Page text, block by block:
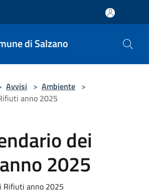
di Salzano
Avvisi > Ambiente >
anno 2025
dei
2025
Rifiuti anno 2025